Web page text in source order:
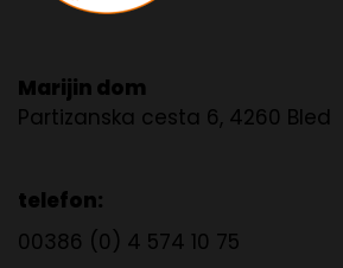
Marijin dom
Partizanska cesta 6, 4260 Bled
telefon:
00386 (0) 4 574 10 75